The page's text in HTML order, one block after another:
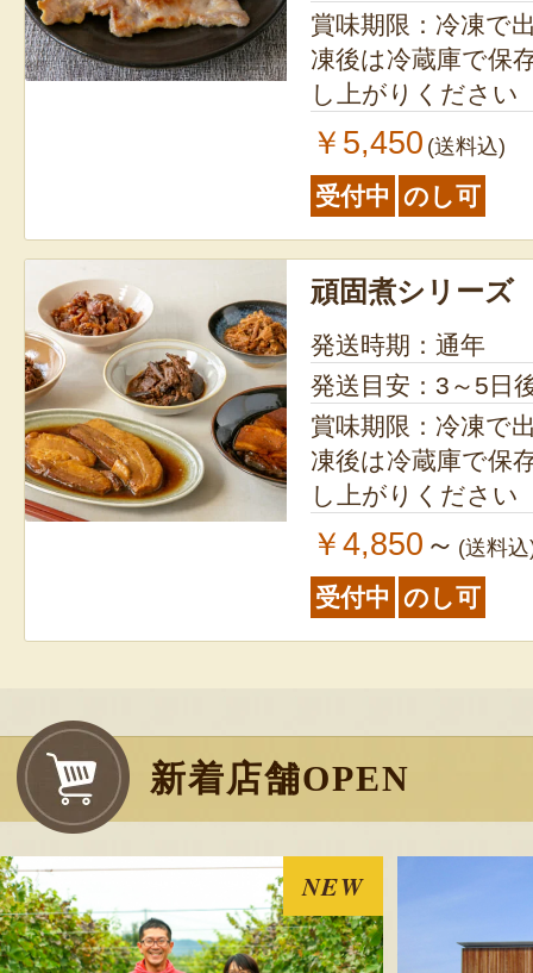
賞味期限：冷凍で出
凍後は冷蔵庫で保
し上がりください
￥5,450 (送料込)
受付中 のし可
頑固煮シリーズ
発送時期：通年
発送目安：3～5日
賞味期限：冷凍で出
凍後は冷蔵庫で保
し上がりください
￥4,850 ～ (送料
受付中 のし可
新着店舗OPEN
NEW